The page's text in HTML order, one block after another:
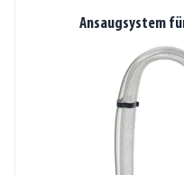
Ansaugsystem